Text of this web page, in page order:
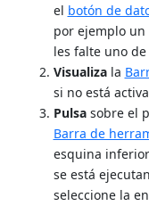
el botón de
por ejemplo
les falte uno
Visualizala
si no está
Pulsasobre el
Barra de
esquina
se está
seleccione la